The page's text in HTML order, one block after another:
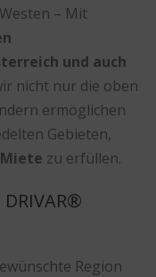
– Mit
und auch
nicht nur die oben
ermöglichen
Gebieten,
zu erfüllen.
Region